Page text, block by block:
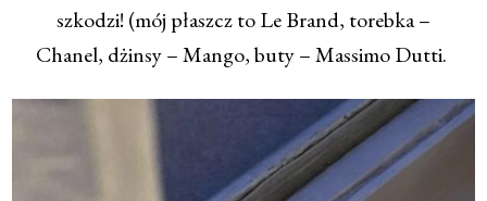
szkodzi! (mój płaszcz to Le Brand, torebka –
Chanel, dżinsy – Mango, buty – Massimo Dutti.